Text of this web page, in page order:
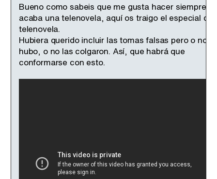
Bueno como sabeis que me gusta hacer siempre
acaba una telenovela, aquí os traigo el especial de
telenovela.
Hubiera querido incluir las tomas falsas pero o no
hubo, o no las colgaron. Así, que habrá que
conformarse con esto.